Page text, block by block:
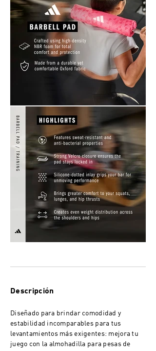
Descripción
Diseñado para brindar comodidad y
estabilidad incomparables para tus
levantamientos más exigentes: mejora tu
juego con la almohadilla para pesas de